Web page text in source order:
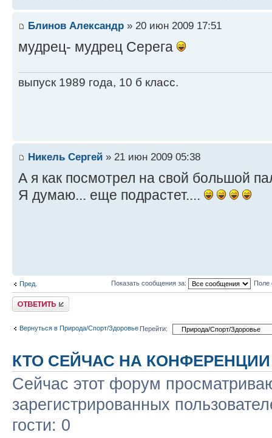
Блинов Александр » 20 июн 2009 17:51
мудрец- мудрец Серега
выпуск 1989 года, 10 б класс.
Никель Сергей » 21 июн 2009 05:38
А я как посмотрел на свой большой
Я думаю... еще подрастет....
Пред. Показать сообщения за: Поле
Ответить
Вернуться в Природа/Спорт/Здоровье Перейти:
КТО СЕЙЧАС НА КОНФЕРЕНЦИИ
Сейчас этот форум
зарегистрированных
гости: 0